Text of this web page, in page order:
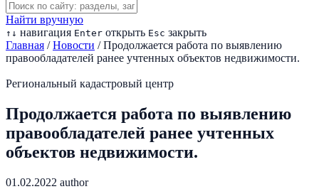
Найти вручную
↑ ↓ навигация Enter открыть Esc закрыть
Главная / Новости / Продолжается работа по выявлению
правообладателей ранее учтенных объектов недвижимости.
Региональный кадастровый центр
Продолжается работа по выявлению
правообладателей ранее учтенных
объектов недвижимости.
01.02.2022 author